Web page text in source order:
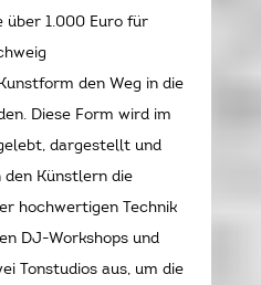
über 1.000 Euro für
den Weg in die
Diese Form wird im
dargestellt und
Künstlern die
hochwertigen Technik
DJ-Workshops und
Tonstudios aus, um die